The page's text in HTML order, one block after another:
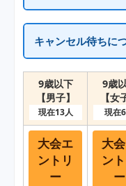
キャンセル待ちに
繰り上がりがでた場合
9歳以下
【男子】
現在13人
9歳
【女
現在
大会エ
ントリ
ー
大
ン
ー